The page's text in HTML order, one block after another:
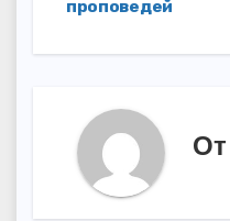
проповедей
От